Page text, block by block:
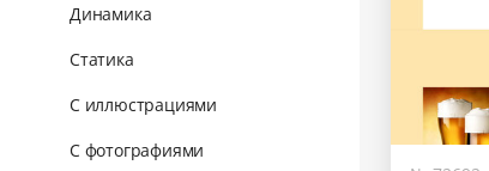
Динамика
Статика
С иллюстрациями
С фотографиями